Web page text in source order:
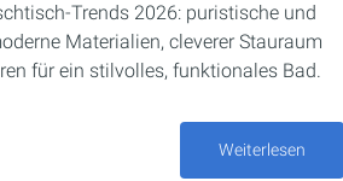
Trends 2026: puristische und
Materialien, cleverer Stauraum
für ein stilvolles, funktionales Bad.
Weiterlesen